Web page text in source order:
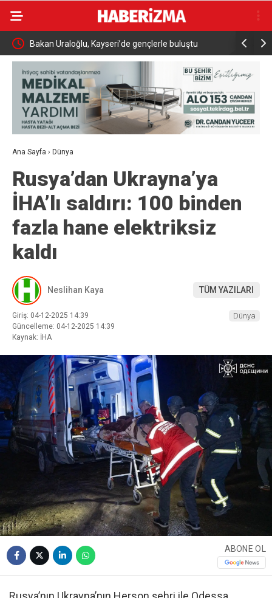
gençlerle buluştu İnegöl’de orman yangını;
müdahale başlatıldı
Ana Sayfa › Dünya
Rusya’dan Ukrayna’ya
İHA’lı saldırı: 100 binden
fazla hane elektriksiz
kaldı
Neslihan Kaya TÜM YAZILARI
Giriş: 04-12-2025 14:39
Güncelleme: 04-12-2025 14:39
Kaynak: İHA
Dünya
ABONE OL